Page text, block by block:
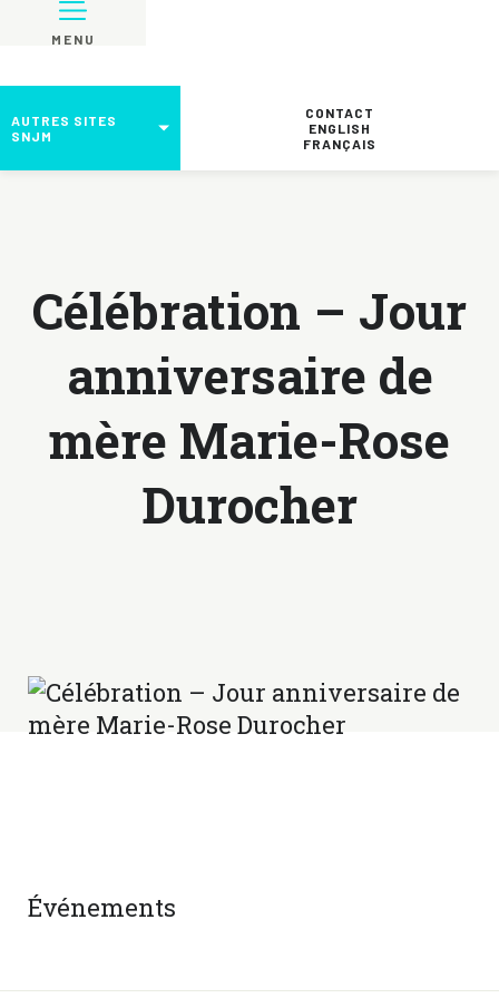
MENU
AUTRES SITES
SNJM
CONTACT
ENGLISH
FRANÇAIS
Célébration – Jour
anniversaire de
mère Marie-Rose
Durocher
Événements